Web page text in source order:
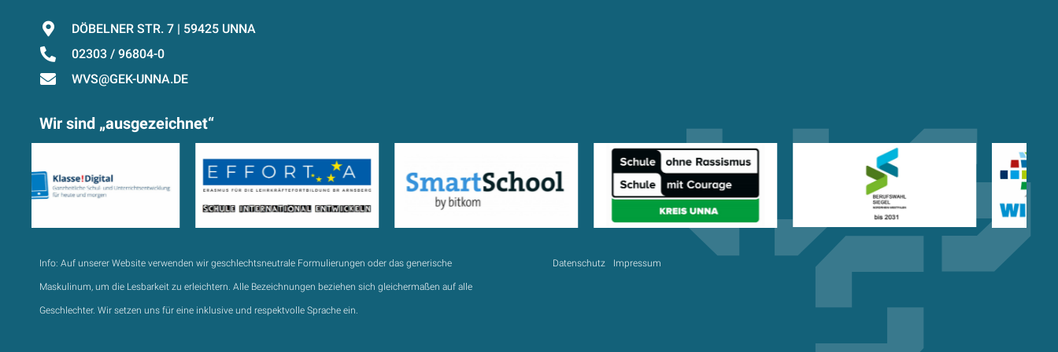
DÖBELNER STR. 7 | 59425 UNNA
02303 / 96804-0
WVS@GEK-UNNA.DE
Wir sind „ausgezeichnet“
Info: Auf unserer Website verwenden wir geschlechtsneutrale Formulierungen oder das generische
Maskulinum, um die Lesbarkeit zu erleichtern. Alle Bezeichnungen beziehen sich gleichermaßen auf alle
Geschlechter. Wir setzen uns für eine inklusive und respektvolle Sprache ein.
Datenschutz Impressum